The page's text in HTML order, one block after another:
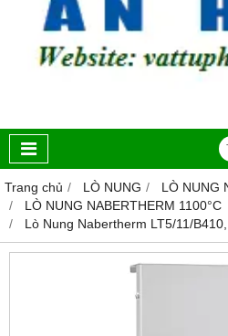
Trang chủ LÒ NUNG
LÒ NUNG
LÒ NUNG NABERTHERM 1100°C
Lò Nung Nabertherm LT5/11/